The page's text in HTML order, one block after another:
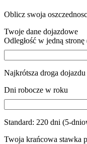
Oblicz swoja
Twoje dane dojazdowe
Odległość w jedną
Najkrótsza droga dojazdu
Dni robocze w roku
Standard: 220 dni (5-
Twoja krańcowa stawka